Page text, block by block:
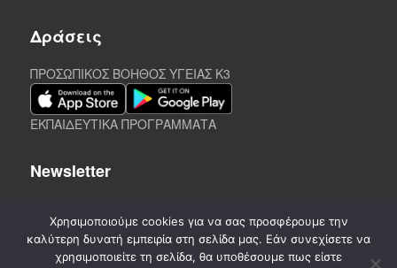
Δράσεις
ΠΡΟΣΩΠΙΚΟΣ ΒΟΗΘΟΣ ΥΓΕΙΑΣ K3
ΕΚΠΑΙΔΕΥΤΙΚΑ ΠΡΟΓΡΑΜΜΑΤΑ
Newsletter
Χρησιμοποιούμε cookies για να σας προσφέρουμε την
καλύτερη δυνατή εμπειρία στη σελίδα μας. Εάν συνεχίσετε να
χρησιμοποιείτε τη σελίδα, θα υποθέσουμε πως είστε